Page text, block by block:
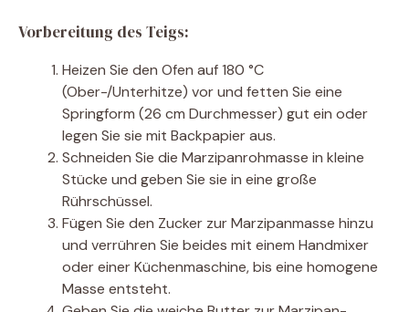
Vorbereitung des Teigs:
Heizen Sie den Ofen auf 180 °C
(Ober-/Unterhitze) vor und fetten Sie eine
Springform (26 cm Durchmesser) gut ein oder
legen Sie sie mit Backpapier aus.
Schneiden Sie die Marzipanrohmasse in kleine
Stücke und geben Sie sie in eine große
Rührschüssel.
Fügen Sie den Zucker zur Marzipanmasse hinzu
und verrühren Sie beides mit einem Handmixer
oder einer Küchenmaschine, bis eine homogene
Masse entsteht.